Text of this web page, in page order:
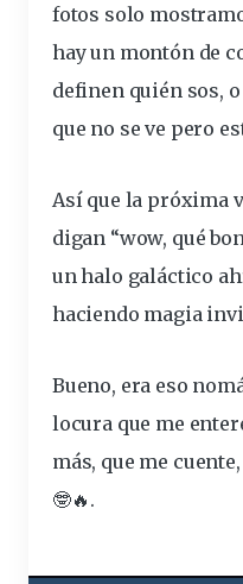
fotos solo
hay un montón de
definen quién sos, o
que no se ve pero
Así que la próxima
digan “wow, qué
un halo galáctico
haciendo magia
Bueno, era eso
locura que me
más, que me
🤓🔥.